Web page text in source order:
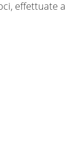
effettuate a